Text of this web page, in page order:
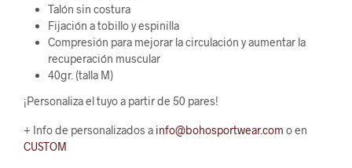
Talón sin costura
Fijación a tobillo y espinilla
Compresión para mejorar la circulación y aumentar la
recuperación muscular
40gr. (talla M)
¡Personaliza el tuyo a partir de 50 pares!
+ Info de personalizados a info@bohosportwear.com o en
CUSTOM